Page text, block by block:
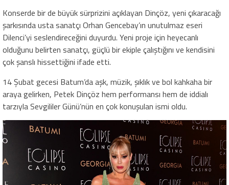
Konserde bir de büyük sürprizini açıklayan Dinçöz, yeni çıkaracağı
şarkısında usta sanatçı Orhan Gencebay’ın unutulmaz eseri
Dilenci’yi seslendireceğini duyurdu. Yeni proje için heyecanlı
olduğunu belirten sanatçı, güçlü bir ekiple çalıştığını ve kendisini
çok şanslı hissettiğini ifade etti.
14 Şubat gecesi Batum’da aşk, müzik, şıklık ve bol kahkaha bir
araya gelirken, Petek Dinçöz hem performansı hem de iddialı
tarzıyla Sevgililer Günü’nün en çok konuşulan ismi oldu.